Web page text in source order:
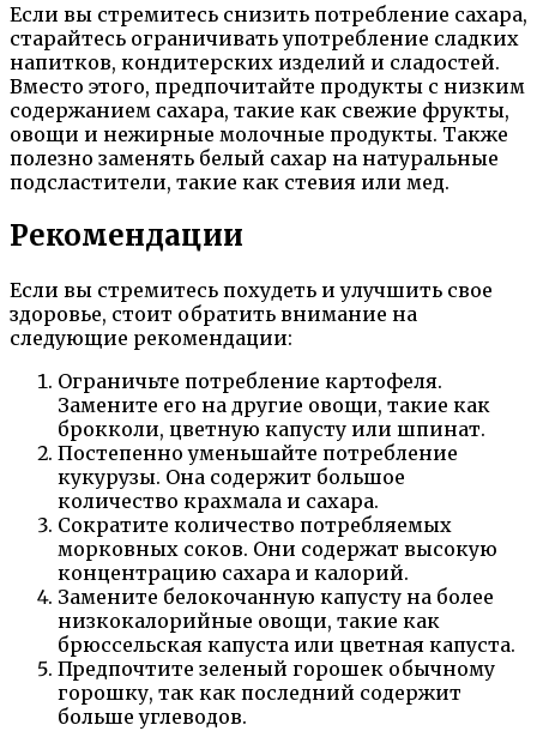
Если вы стремитесь снизить потребление сахара,
старайтесь ограничивать употребление сладких
напитков, кондитерских изделий и сладостей.
Вместо этого, предпочитайте продукты с низким
содержанием сахара, такие как свежие фрукты,
овощи и нежирные молочные продукты. Также
полезно заменять белый сахар на натуральные
подсластители, такие как стевия или мед.
Рекомендации
Если вы стремитесь похудеть и улучшить свое
здоровье, стоит обратить внимание на
следующие рекомендации:
Ограничьте потребление картофеля.
Замените его на другие овощи, такие как
брокколи, цветную капусту или шпинат.
Постепенно уменьшайте потребление
кукурузы. Она содержит большое
количество крахмала и сахара.
Сократите количество потребляемых
морковных соков. Они содержат высокую
концентрацию сахара и калорий.
Замените белокочанную капусту на более
низкокалорийные овощи, такие как
брюссельская капуста или цветная капуста.
Предпочтите зеленый горошек обычному
горошку, так как последний содержит
больше углеводов.